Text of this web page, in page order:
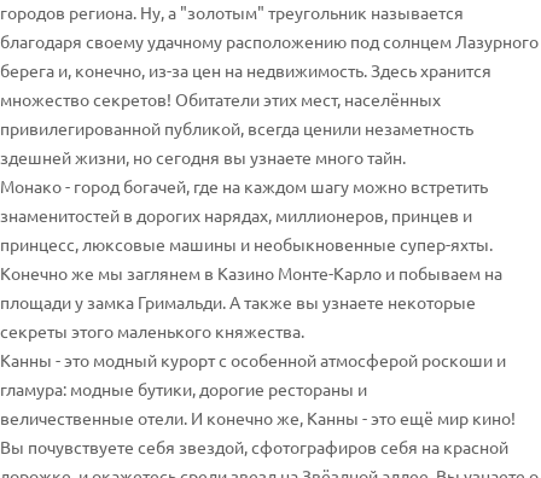
городов региона. Ну, а "золотым" треугольник называется
благодаря своему удачному расположению под солнцем Лазурного
берега и, конечно, из-за цен на недвижимость. Здесь хранится
множество секретов! Обитатели этих мест, населённых
привилегированной публикой, всегда ценили незаметность
здешней жизни, но сегодня вы узнаете много тайн.
Монако - город богачей, где на каждом шагу можно встретить
знаменитостей в дорогих нарядах, миллионеров, принцев и
принцесс, люксовые машины и необыкновенные супер-яхты.
Конечно же мы заглянем в Казино Монте-Карло и побываем на
площади у замка Гримальди. А также вы узнаете некоторые
секреты этого маленького княжества.
Канны - это модный курорт с особенной атмосферой роскоши и
гламура: модные бутики, дорогие рестораны и
величественные отели. И конечно же, Канны - это ещё мир кино!
Вы почувствуете себя звездой, сфотографиров себя на красной